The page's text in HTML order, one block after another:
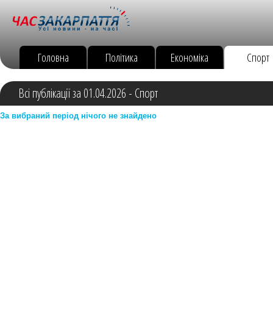
Головна Політика Економіка Спорт
Всі публікації за 01.04.2026 - Спорт
За вибраний період нічого не знайдено